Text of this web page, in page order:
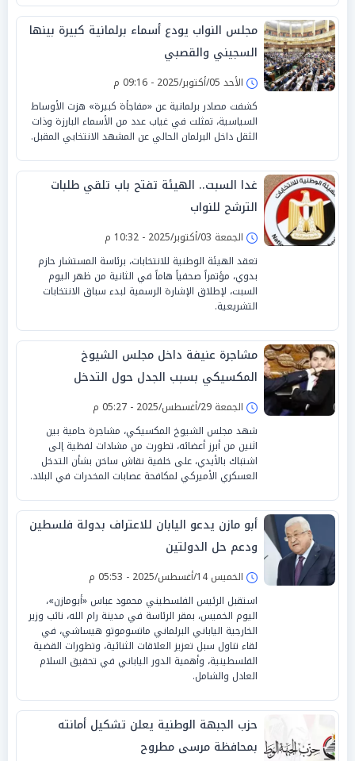
مجلس النواب يودع أسماء برلمانية كبيرة بينها
السجيني والقصبي
الأحد 05/أكتوبر/2025 - 09:16 م
كشفت مصادر برلمانية عن «مفاجأة كبيرة» هزت الأوساط
السياسية، تمثلت في غياب عدد من الأسماء البارزة وذات
الثقل داخل البرلمان الحالي عن المشهد الانتخابي المقبل.
غدا السبت.. الهيئة تفتح باب تلقي طلبات
الترشح للنواب
الجمعة 03/أكتوبر/2025 - 10:32 م
تعقد الهيئة الوطنية للانتخابات، برئاسة المستشار حازم
بدوي، مؤتمراً صحفياً هاماً في الثانية من ظهر اليوم
السبت، لإطلاق الإشارة الرسمية لبدء سباق الانتخابات
التشريعية.
مشاجرة عنيفة داخل مجلس الشيوخ
المكسيكي بسبب الجدل حول التدخل
العسكري الأميركي
الجمعة 29/أغسطس/2025 - 05:27 م
شهد مجلس الشيوخ المكسيكي، مشاجرة حامية بين
اثنين من أبرز أعضائه، تطورت من مشادات لفظية إلى
اشتباك بالأيدي، على خلفية نقاش ساخن بشأن التدخل
العسكري الأميركي لمكافحة عصابات المخدرات في البلاد.
أبو مازن يدعو اليابان للاعتراف بدولة فلسطين
ودعم حل الدولتين
الخميس 14/أغسطس/2025 - 05:53 م
استقبل الرئيس الفلسطيني محمود عباس «أبومازن»،
اليوم الخميس، بمقر الرئاسة في مدينة رام الله، نائب وزير
الخارجية الياباني البرلماني ماتسوموتو هيساشي، في
لقاء تناول سبل تعزيز العلاقات الثنائية، وتطورات القضية
الفلسطينية، وأهمية الدور الياباني في تحقيق السلام
العادل والشامل.
حزب الجبهة الوطنية يعلن تشكيل أمانته
بمحافظة مرسى مطروح